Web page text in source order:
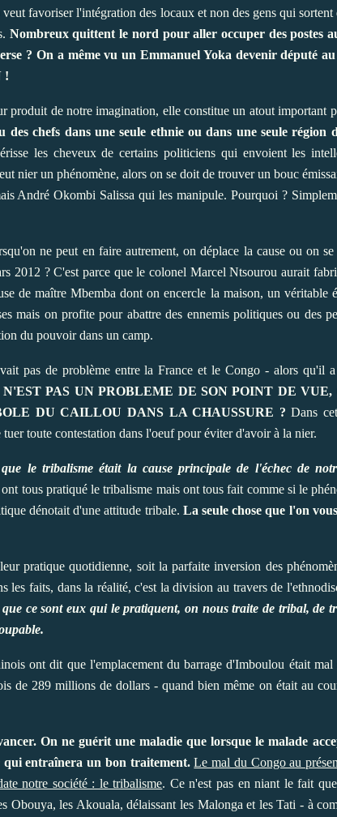
favoriser l'intégration des locaux et non des gens qui
Nombreux quittent le nord pour aller occuper des postes
? On a même vu un Emmanuel Yoka devenir député
!
produit de notre imagination, elle constitue un atout important
chefs dans une seule ethnie ou dans une seule région
les cheveux de certains politiciens qui envoient les
nier un phénomène, alors on se doit de trouver un bouc
André Okombi Salissa qui les manipule. Pourquoi ?
ne peut en faire autrement, on déplace la cause ou on
2012 ? C'est parce que le colonel Marcel Ntsourou aurait
de maître Mbemba dont on encercle la maison, un véritable
mais on profite pour abattre des ennemis politiques ou des
du pouvoir dans un camp.
pas de problème entre la France et le Congo - alors qu'il
PAS UN PROBLEME DE SON POINT DE VUE,
DU CAILLOU DANS LA CHAUSSURE ? Dans
toute contestation dans l'oeuf pour éviter d'avoir à la nier.
le tribalisme était la cause principale de l'échec de
tous pratiqué le tribalisme mais ont tous fait comme si le
dénotait d'une attitude tribale. La seule chose que l'on
pratique quotidienne, soit la parfaite inversion des
les faits, dans la réalité, c'est la division au travers de
ce sont eux qui le pratiquent, on nous traite de tribal, de
ont dit que l'emplacement du barrage d'Imboulou était
de 289 millions de dollars - quand bien même on était au
On ne guérit une maladie que lorsque le malade
entraînera un bon traitement. Le mal du Congo au
notre société : le tribalisme. Ce n'est pas en niant le fait
les Akouala, délaissant les Malonga et les Tati - à